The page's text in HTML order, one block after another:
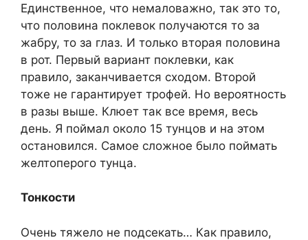
Единственное, что немаловажно, так это то,
что половина поклевок получаются то за
жабру, то за глаз. И только вторая половина
в рот. Первый вариант поклевки, как
правило, заканчивается сходом. Второй
тоже не гарантирует трофей. Но вероятность
в разы выше. Клюет так все время, весь
день. Я поймал около 15 тунцов и на этом
остановился. Самое сложное было поймать
желтоперого тунца.
Тонкости
Очень тяжело не подсекать… Как правило,